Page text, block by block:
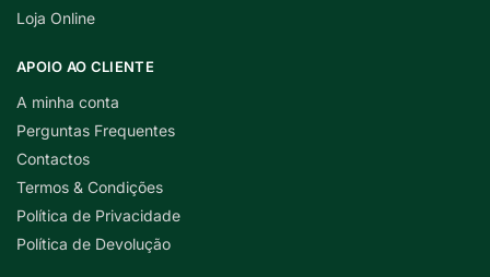
Loja Online
APOIO AO CLIENTE
A minha conta
Perguntas Frequentes
Contactos
Termos & Condições
Política de Privacidade
Política de Devolução